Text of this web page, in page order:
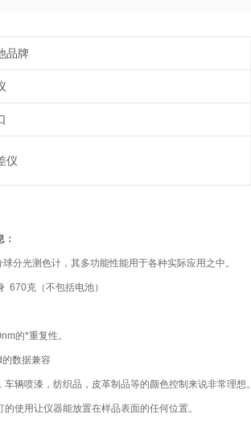
品牌
仪
：
分光测色计，其多功能性能用于各种实际应用之中。
670克（不包括电池）
的*重复性。
数据兼容
辆喷漆，纺织品，皮革制品等的颜色控制来说非常理想。
的使用让仪器能放置在样品表面的任何位置。